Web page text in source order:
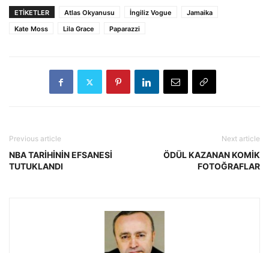
ETİKETLER Atlas Okyanusu İngiliz Vogue
Jamaika
Kate Moss
Lila Grace Paparazzi
Previous article
NBA TARİHİNİN EFSANESİ
TUTUKLANDI
Next article
ÖDÜL KAZANAN KOMİK
FOTOĞRAFLAR